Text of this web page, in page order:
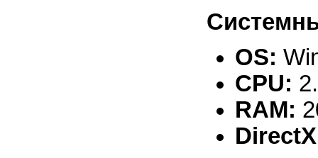
OS:
CPU:
RAM: